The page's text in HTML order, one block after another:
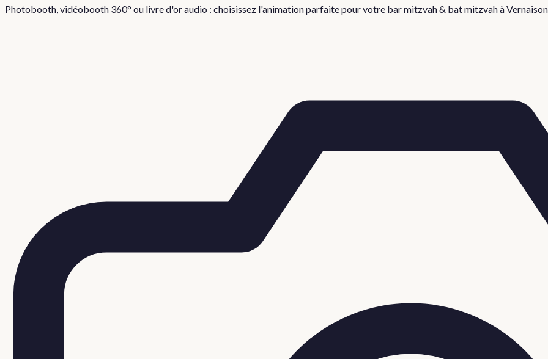
Photobooth, vidéobooth 360° ou livre d'or audio : choisissez l'animation parfaite pour votre bar mitzvah & bat mitzvahàVernaison